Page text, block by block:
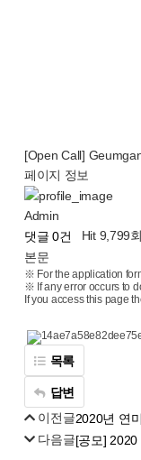
[Open Call]
페이지 정보
Admin
댓글 0건
Hit 9,799회
본문
※ For the application
※ If any error occurs to
If you access this page
목록
답변
이전글2020년 연
다음글[공모]